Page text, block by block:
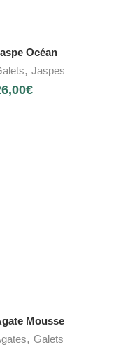
Océan
, Jaspes
€
Mousse
, Galets